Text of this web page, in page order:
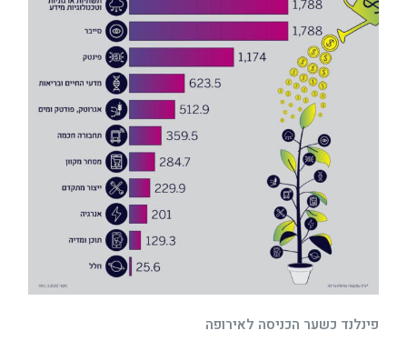
פינלנד כשער הכניסה לאירופה